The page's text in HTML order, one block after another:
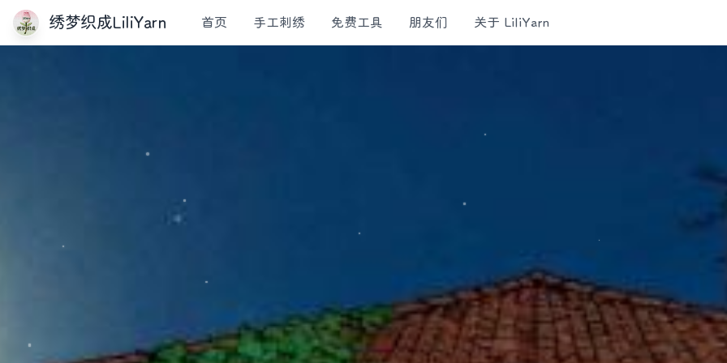
绣梦织成LiliYarn 首页 手工刺绣 免费工具 朋友们 关于 LiliYarn